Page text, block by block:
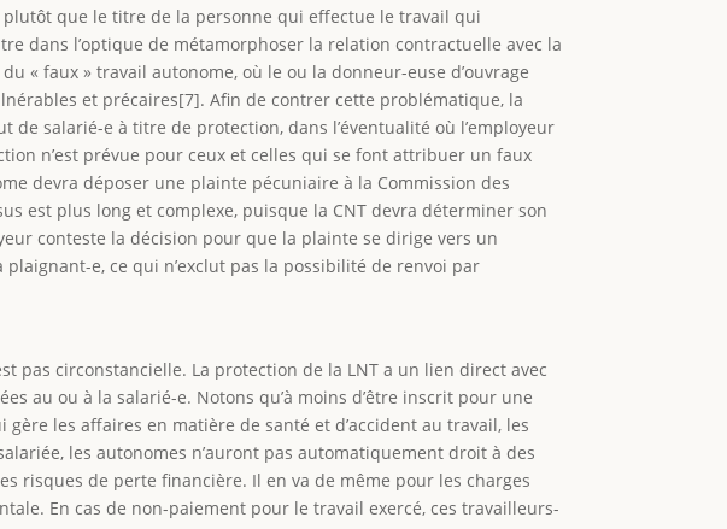
que le titre de la personne qui effectue le travail qui
dans l’optique de métamorphoser la relation contractuelle avec la
« faux » travail autonome, où le ou la donneur-euse d’ouvrage
et précaires[7]. Afin de contrer cette problématique, la
salarié-e à titre de protection, dans l’éventualité où l’employeur
n’est prévue pour ceux et celles qui se font attribuer un faux
devra déposer une plainte pécuniaire à la Commission des
est plus long et complexe, puisque la CNT devra déterminer son
conteste la décision pour que la plainte se dirige vers un
e, ce qui n’exclut pas la possibilité de renvoi par
pas circonstancielle. La protection de la LNT a un lien direct avec
au ou à la salarié-e. Notons qu’à moins d’être inscrit pour une
les affaires en matière de santé et d’accident au travail, les
les autonomes n’auront pas automatiquement droit à des
risques de perte financière. Il en va de même pour les charges
En cas de non-paiement pour le travail exercé, ces travailleurs-